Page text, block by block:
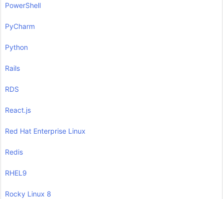
PowerShell
PyCharm
Python
Rails
RDS
React.js
Red Hat Enterprise Linux
Redis
RHEL9
Rocky Linux 8